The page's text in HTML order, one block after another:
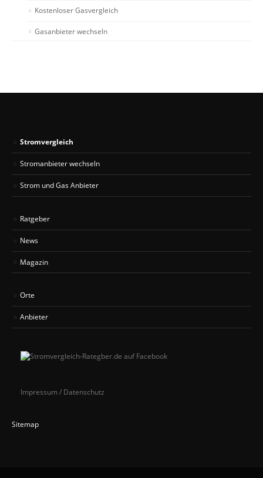
Kostenloser Gasvergleich
Gasanbieter wechseln
Stromvergleich
Stromanbieter wechseln
Strom und Gas Anbieter
Ratgeber
News
Magazin
Orte
Anbieter
Impressum / Datenschutz
Sitemap